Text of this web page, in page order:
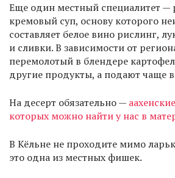
Еще один местный специалитет —
кремовый суп, основу которого
составляет белое вино рислинг,
и сливки. В зависимости от
перемолотый в блендере
другие продукты, а подают чаще
На десерт обязательно —
которых можно найти у нас в
В Кёльне не проходите мимо
это одна из местных фишек.